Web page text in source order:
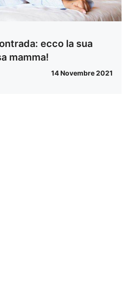
ecco la sua
mamma!
14 Novembre 2021